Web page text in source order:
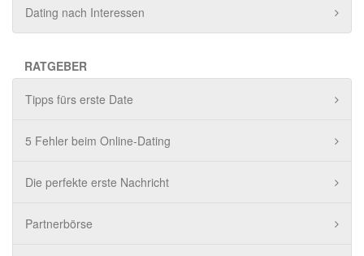
Dating nach Interessen
RATGEBER
Tipps fürs erste Date
5 Fehler beim Online-Dating
Die perfekte erste Nachricht
Partnerbörse